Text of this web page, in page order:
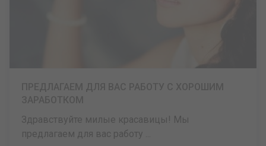
Здравствуйте милые красавицы! Мы
предлагаем для вас работу ...